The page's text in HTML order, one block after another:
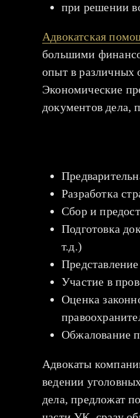
при решении
Адвокатская
большими
опыт в различных
Экономические
документов дела,
Разработка
Сбор и
Подготовка
т.д.)
Участие в
Оценка
Обжалование
Адвокаты
ведении
дела, предложат